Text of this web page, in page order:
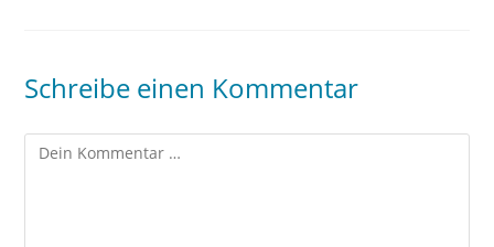
Schreibe einen Kommentar